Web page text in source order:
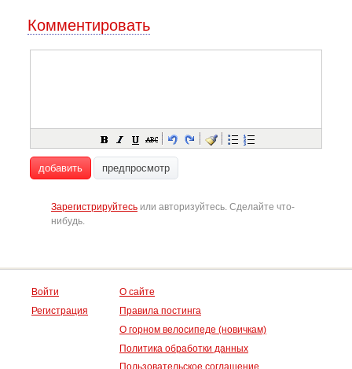
Комментировать
добавить предпросмотр
Зарегистрируйтесь или авторизуйтесь. Сделайте что-
нибудь.
Войти
Регистрация
О сайте
Правила постинга
О горном велосипеде (новичкам)
Политика обработки данных